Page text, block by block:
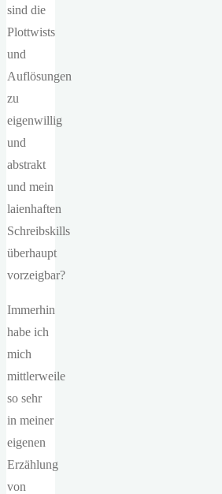
sind die
Plottwists
und
Auflösungen
zu
eigenwillig
und
abstrakt
und mein
laienhaften
Schreibskills
überhaupt
vorzeigbar?
Immerhin
habe ich
mich
mittlerweile
so sehr
in meiner
eigenen
Erzählung
von